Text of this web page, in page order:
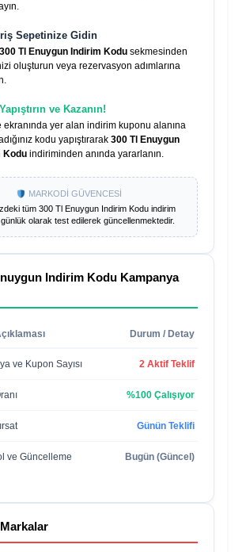
Sepetinize Gidin
300 Tl Enuygun Indirim Kodu sekmesinden
oluşturun veya rezervasyon adımlarına
ve Kazanın!
ekranında yer alan indirim kuponu alanına
kodu yapıştırarak 300 Tl Enuygun
Kodu indiriminden anında yararlanın.
MARKODİ GÜVENCESİ
tüm 300 Tl Enuygun Indirim Koduindirim
günlük olarak test edilerek güncellenmektedir.
Indirim Kodu Kampanya
Durum / Detay
ve Kupon Sayısı 2 Aktif Teklif
%100 Çalışıyor
Günün Teklifi
ve Güncelleme Bugün (Güncel)